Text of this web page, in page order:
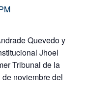
Quevedo y
Jhoel
Tribunal de la
noviembre del